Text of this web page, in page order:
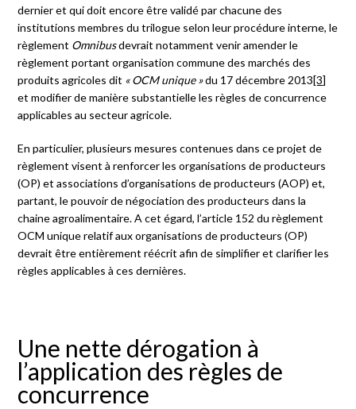
dernier et qui doit encore être validé par chacune des
institutions membres du trilogue selon leur procédure interne, le
règlement Omnibusdevrait notamment venir amender le
règlement portant organisation commune des marchés des
produits agricoles dit « OCM unique »du 17 décembre 2013[3]
et modifier de manière substantielle les règles de concurrence
applicables au secteur agricole.
En particulier, plusieurs mesures contenues dans ce projet de
règlement visent à renforcer les organisations de producteurs
(OP) et associations d’organisations de producteurs (AOP) et,
partant, le pouvoir de négociation des producteurs dans la
chaine agroalimentaire. A cet égard, l’article 152 du règlement
OCM unique relatif aux organisations de producteurs (OP)
devrait être entièrement réécrit afin de simplifier et clarifier les
règles applicables à ces dernières.
Une nette dérogation à
l’application des règles de
concurrence